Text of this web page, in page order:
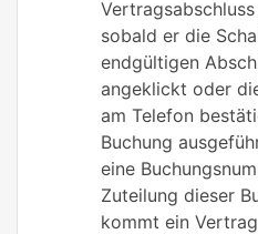
sobald er die
endgültigen
angeklickt oder
am Telefon
Buchung
eine
Zuteilung dieser
kommt ein